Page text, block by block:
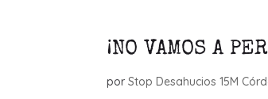
¡NO VAMOS A
porStop Desahucios 15M